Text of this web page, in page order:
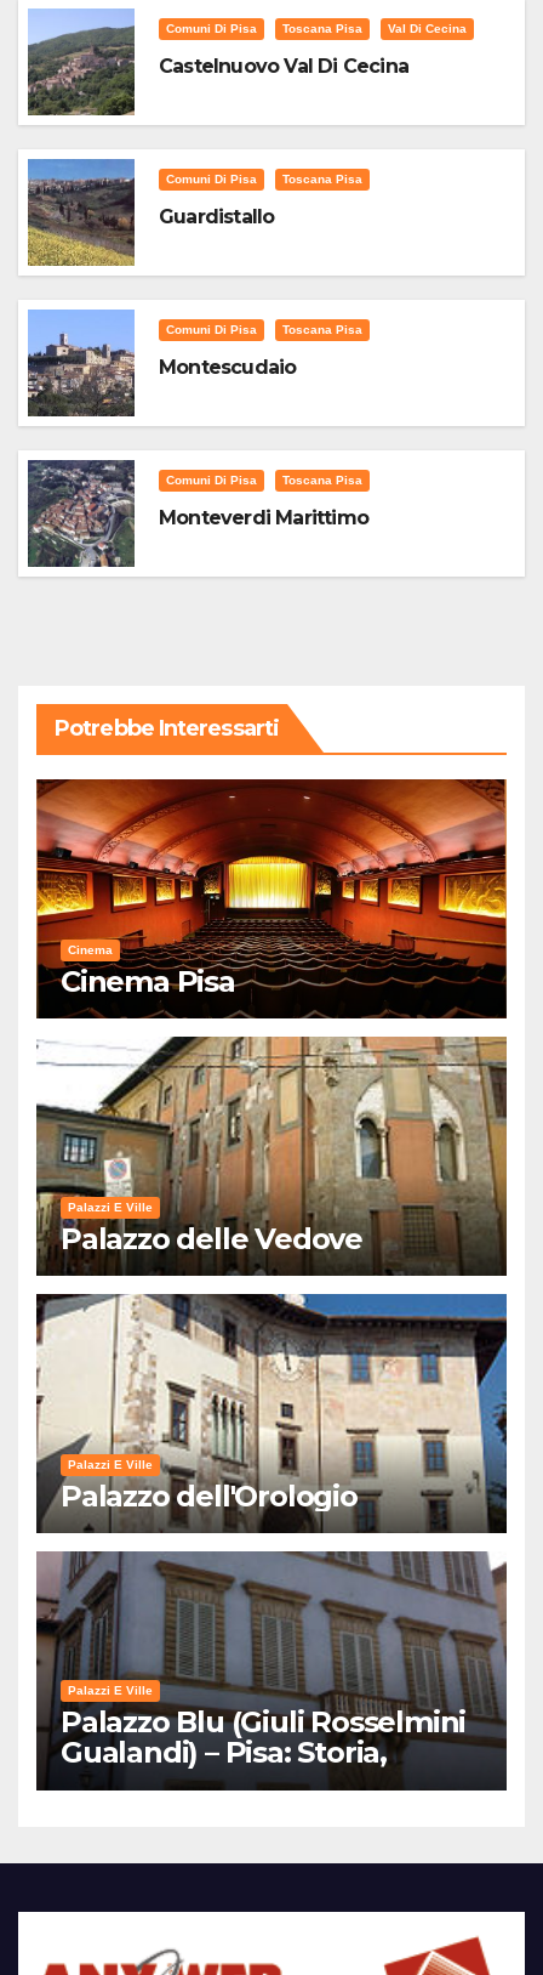
Comuni Di Pisa Toscana Pisa Val Di Cecina
Castelnuovo Val Di Cecina
Comuni Di Pisa Toscana Pisa
Guardistallo
Comuni Di Pisa Toscana Pisa
Montescudaio
Comuni Di Pisa Toscana Pisa
Monteverdi Marittimo
Potrebbe Interessarti
Cinema
Cinema Pisa
Palazzi E Ville
Palazzo delle Vedove
Palazzi E Ville
Palazzo dell'Orologio
Palazzi E Ville
Palazzo Blu (Giuli Rosselmini
Gualandi) – Pisa: Storia,
Mostre e Info Visita